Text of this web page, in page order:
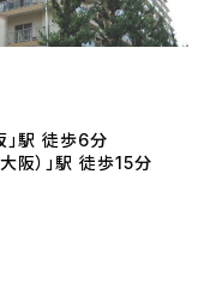
」駅 徒歩6分
阪）」駅 徒歩15分